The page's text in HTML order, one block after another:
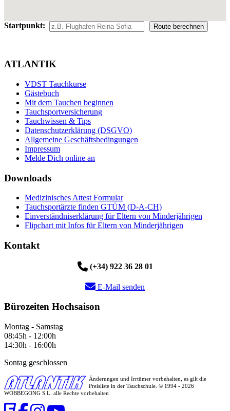
Startpunkt:
ATLANTIK
VDST Tauchkurse
Gästebuch
Mit dem Tauchen beginnen
Tauchsportversicherung
Tauchwissen & Tips
Datenschutzerklärung (DSGVO)
Allgemeine Geschäftsbedingungen
Impressum
Melde Dich online an
Downloads
Medizinisches Attest Formular
Tauchsportärzte finden GTÜM (D-A-CH)
Einverständniserklärung für Eltern von Minderjährigen
Flipchart mit Infos für Eltern von Minderjährigen
Kontakt
(+34) 922 36 28 01
E-Mail senden
Bürozeiten Hochsaison
Montag - Samstag
08:45h - 12:00h
14:30h - 16:00h
Sontag geschlossen
Änderungen und Irrtümer vorbehalten, es gilt die
Preisliste in der Tauchschule. © 1994 - 2026
WOBBEGONG S.L. alle Rechte vorbehalten